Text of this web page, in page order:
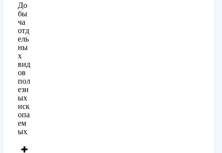
До
бы
ча
отд
ель
ны
х
вид
ов
пол
езн
ых
иск
опа
ем
ых